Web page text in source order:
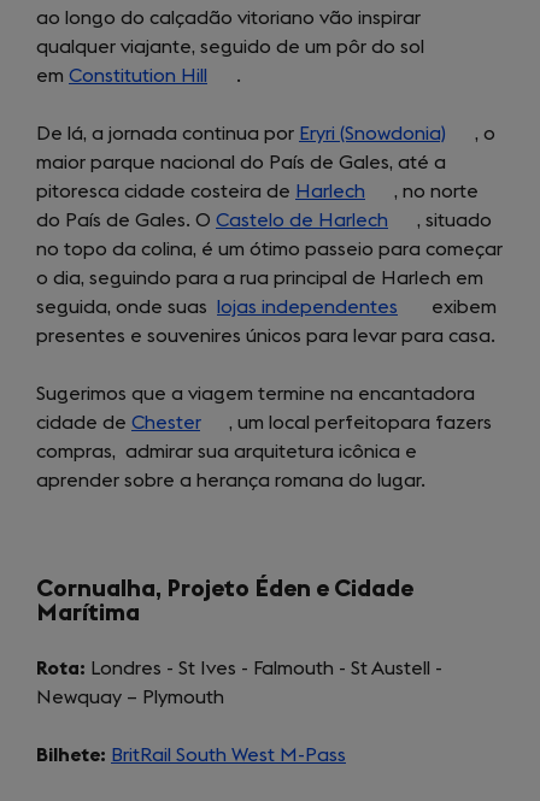
new
tab)
ao longo do calçadão vitoriano vão inspirar
qualquer viajante, seguido de um pôr do sol
em Constitution Hill
(opens
a
new
tab)
.
De lá, a jornada continua por Eryri (Snowdonia) (opens
a
new
tab)
, o
maior parque nacional do País de Gales, até a
pitoresca cidade costeira de Harlech (opens
in
a
new
tab)
, no norte
do País de Gales. O Castelo de Harlech (opens
in
a
new
tab)
, situado
no topo da colina, é um ótimo passeio para começar
o dia, seguindo para a rua principal de Harlech em
seguida, onde suas
lojas independentes (opens
in
new
tab)
exibem
presentes e souvenires únicos para levar para casa.
Sugerimos que a viagem termine na encantadora
cidade de Chester(opens
in
a
, um local perfeitopara fazers
compras, admirar sua arquitetura icônica e
aprender sobre a herança romana do lugar.
Cornualha, Projeto Éden e Cidade
Marítima
Rota: Londres - St Ives - Falmouth - St Austell -
Newquay – Plymouth
Bilhete: BritRail South West M-Pass